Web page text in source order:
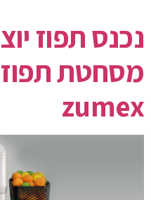
נכנס תפוז
מסחטת
zumex